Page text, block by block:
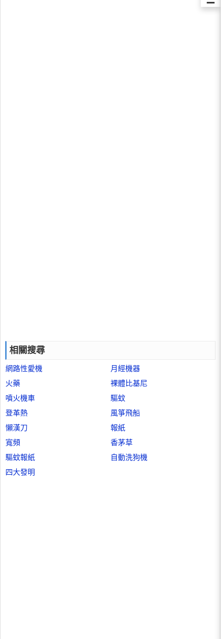
相關搜尋
網路性愛機
月經機器
火藥
裸體比基尼
噴火機車
驅蚊
登革熱
風箏飛船
懶漢刀
報紙
寬頻
香茅草
驅蚊報紙
自動洗狗機
四大發明